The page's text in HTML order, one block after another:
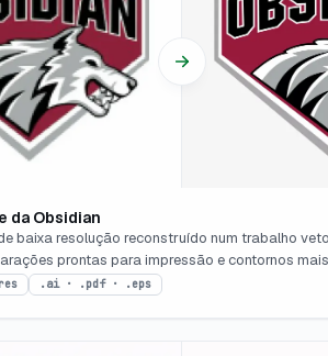
da Obsidian
baixa resolução reconstruído num trabalho
prontas para impressão e contornos
.ai · .pdf · .eps